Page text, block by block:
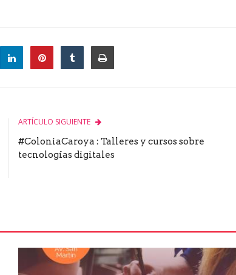
ARTÍCULO SIGUIENTE
#ColoniaCaroya : Talleres y cursos sobre
tecnologías digitales